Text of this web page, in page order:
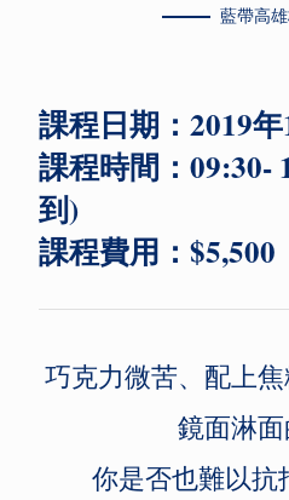
藍帶高
課程日期：2019
課程時間：09:30-
到)
課程費用：$5,500
巧克力微苦、配上
鏡面淋
你是否也難以抗